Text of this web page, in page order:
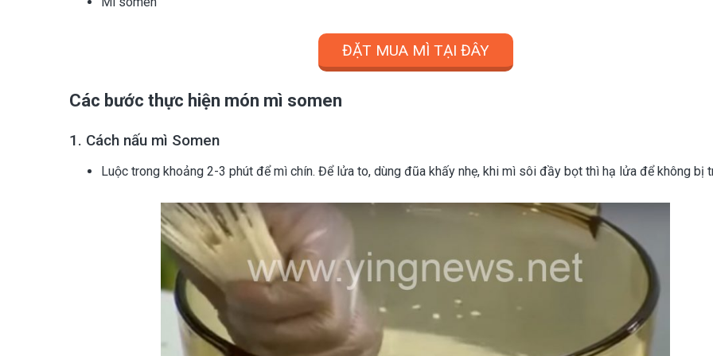
ĐẶT MUA MÌ TẠI ĐÂY
Các bước thực hiện món mì somen
1. Cách nấu mì Somen
Luộc trong khoảng 2-3 phút để mì chín. Để lửa to, dùng đũa khấy nhẹ, khi mì sôi đầy bọt thì hạ lửa để không bị